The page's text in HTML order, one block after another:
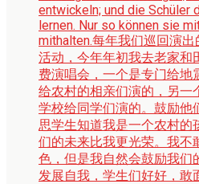
entwickeln; und die Schüler
lernen. Nur so können sie
mithalten.每年我们巡回演
活动，今年年初我去老家和
费演唱会，一个是专门给地
给农村的相亲们演的，另一
学校给同学们演的。鼓励他
思学生知道我是一个农村的
们的未来比我更光荣。我不
色，但是我自然会鼓励我们
发展自我，学生们好好，敢